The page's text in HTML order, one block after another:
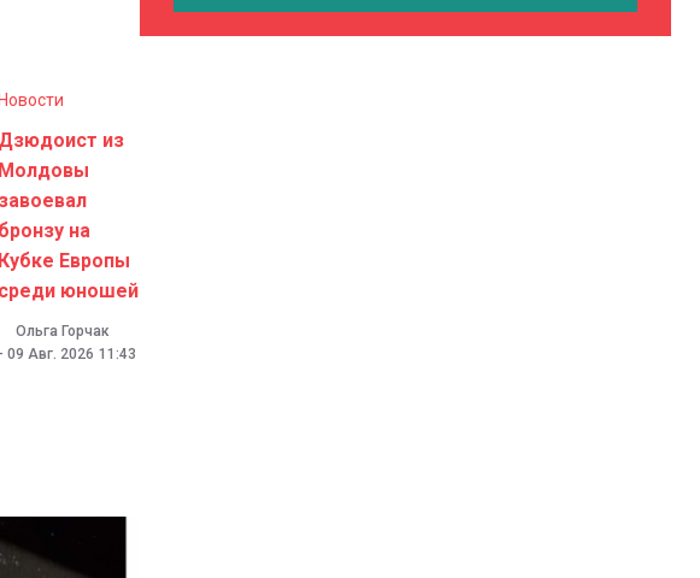
Новости
Дзюдоист из
Молдовы
завоевал
бронзу на
Кубке Европы
среди юношей
Ольга Горчак
- 09 Авг. 2026 11:43